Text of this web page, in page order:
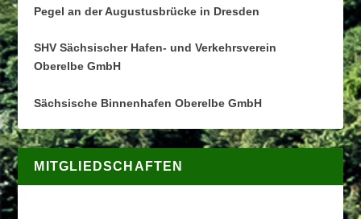
Pegel an der Augustusbrücke in Dresden
SHV Sächsischer Hafen- und Verkehrsverein
Oberelbe GmbH
Sächsische Binnenhafen Oberelbe GmbH
MITGLIEDSCHAFTEN